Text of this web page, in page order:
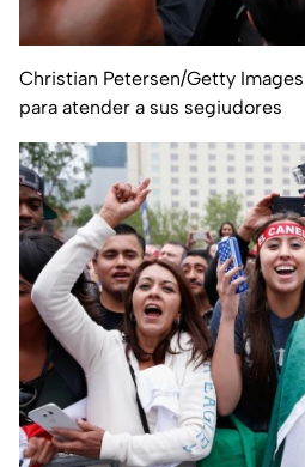
Christian Petersen/Getty Images
para atender a sus segiudores